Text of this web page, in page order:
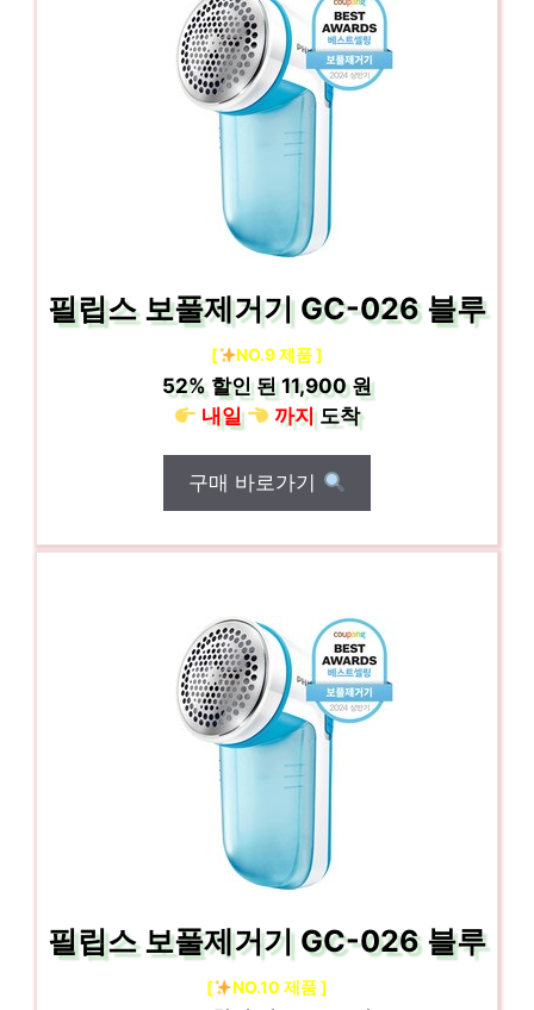
필립스 보풀제거기 GC-026 블루
[ NO.9 제품 ]
52%할인 된11,900 원
내일
까지도착
구매 바로가기
필립스 보풀제거기 GC-026 블루
[ NO.10 제품 ]